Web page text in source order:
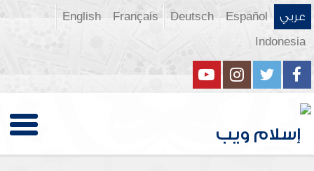
عربي Español
Deutsch
Français
English
Indonesia